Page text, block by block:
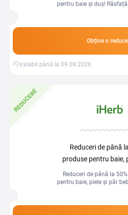
pentru baie și duș!
Obține o
Valabil până la 09.08.2026
REDUCERE
Reduceri de până la
produse pentru baie,
bebeluși și copii la
Reduceri de până la
pentru baie, piele și păr